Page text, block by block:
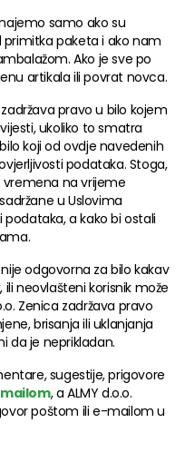
samo ako su
paketa i ako nam
Ako je sve po
artikala ili povrat novca.
pravo u bilo kojem
ukoliko to smatra
koji od ovdje navedenih
podataka. Stoga,
vremena na vrijeme
u Uslovima
podataka, a kako bi ostali
odgovorna za bilo kakav
ili neovlašteni korisnik može
Zenica zadržava pravo
brisanja ili uklanjanja
da je neprikladan.
sugestije, prigovore
, a ALMY d.o.o.
poštom ili e-mailom u